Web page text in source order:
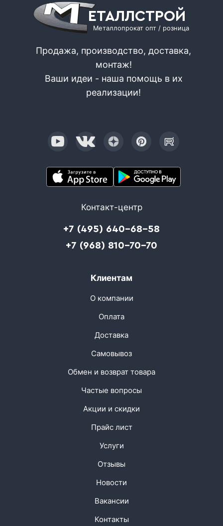
ЕТАЛЛСТРОЙ
Металлопрокат опт / розница
Продажа, производство, доставка,
монтаж!
Ваши идеи - наша помощь в их
реализации!
Контакт-центр
+7 (495) 640-68-58
+7 (968) 810-70-70
Клиентам
О компании
Оплата
Доставка
Самовывоз
Обмен и возврат товара
Частые вопросы
Акции и скидки
Прайс лист
Услуги
Отзывы
Новости
Вакансии
Контакты